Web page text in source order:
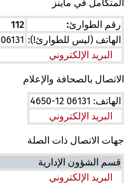
المتكامل في ماينز
رقم الطوارئ:
112
الهاتف (ليس للطوارئ!): 06131 12-4580
البريد الإلكتروني
الاتصال بالصحافة والإعلام
الهاتف: 06131 12-4650
البريد الإلكتروني
جهات الاتصال ذات الصلة
قسم الشؤون الإدارية
البريد الإلكتروني